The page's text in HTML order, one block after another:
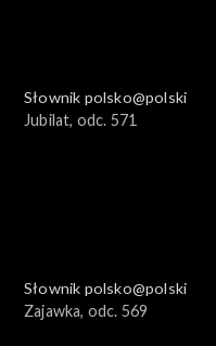
Słownik polsko@polski
Jubilat, odc. 571
Słownik polsko@polski
Zajawka, odc. 569